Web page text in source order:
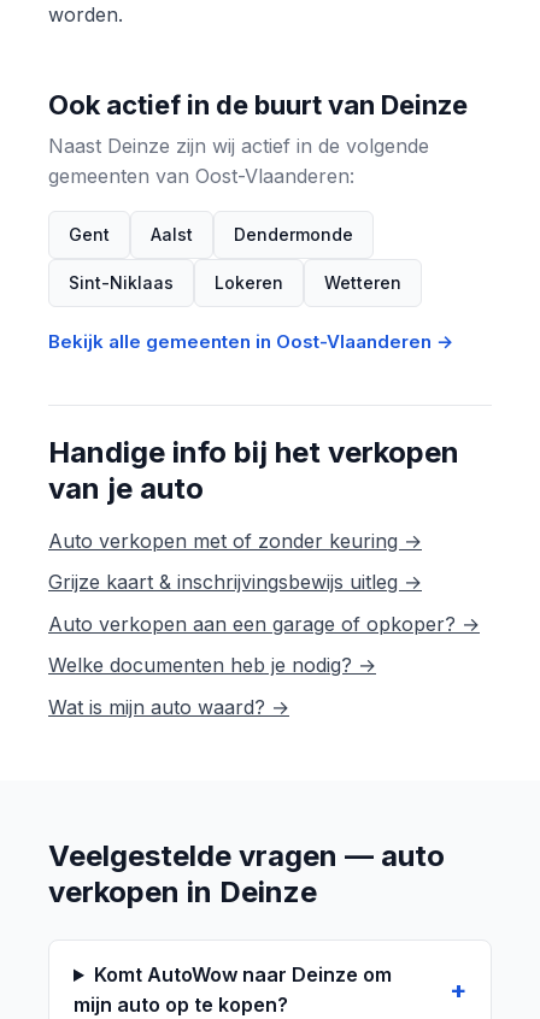
worden.
Ook actief in de buurt van Deinze
Naast Deinze zijn wij actief in de volgende
gemeenten van Oost-Vlaanderen:
Gent Aalst Dendermonde
Sint-Niklaas Lokeren Wetteren
Bekijk alle gemeenten in Oost-Vlaanderen →
Handige info bij het verkopen
van je auto
Auto verkopen met of zonder keuring →
Grijze kaart & inschrijvingsbewijs uitleg →
Auto verkopen aan een garage of opkoper? →
Welke documenten heb je nodig? →
Wat is mijn auto waard? →
Veelgestelde vragen — auto
verkopen in Deinze
Komt AutoWow naar Deinze om
mijn auto op te kopen?